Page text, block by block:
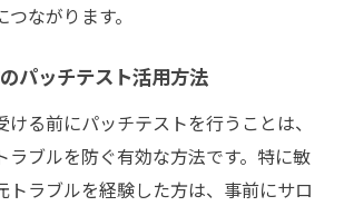
ながります。
パッチテスト活用方法
ける前にパッチテストを行うことは、
ラブルを防ぐ有効な方法です。特に敏
トラブルを経験した方は、事前にサロ